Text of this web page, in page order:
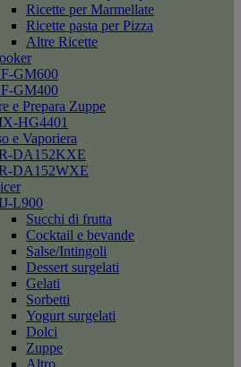
Ricette per Marmellate
Ricette pasta per Pizza
Altre Ricette
GM600
GM400
e Prepara Zuppe
HG4401
e Vaporiera
DA152KXE
DA152WXE
L900
Succhi di frutta
Cocktail e bevande
Salse/Intingoli
Dessert surgelati
Gelati
Sorbetti
Yogurt surgelati
Dolci
Zuppe
Altro